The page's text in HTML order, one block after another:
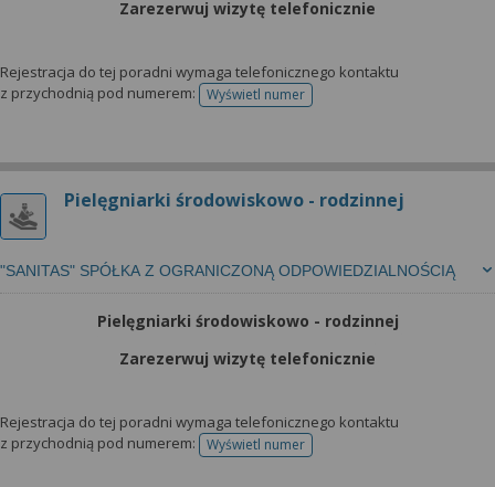
Zarezerwuj wizytę telefonicznie
Rejestracja do tej poradni wymaga telefonicznego kontaktu
z przychodnią pod numerem:
Wyświetl numertelefonu do rejestracji
Pielęgniarki środowiskowo - rodzinnej
"SANITAS" SPÓŁKA Z OGRANICZONĄ ODPOWIEDZIALNOŚCIĄ
Pielęgniarki środowiskowo - rodzinnej
Zarezerwuj wizytę telefonicznie
Rejestracja do tej poradni wymaga telefonicznego kontaktu
z przychodnią pod numerem:
Wyświetl numertelefonu do rejestracji